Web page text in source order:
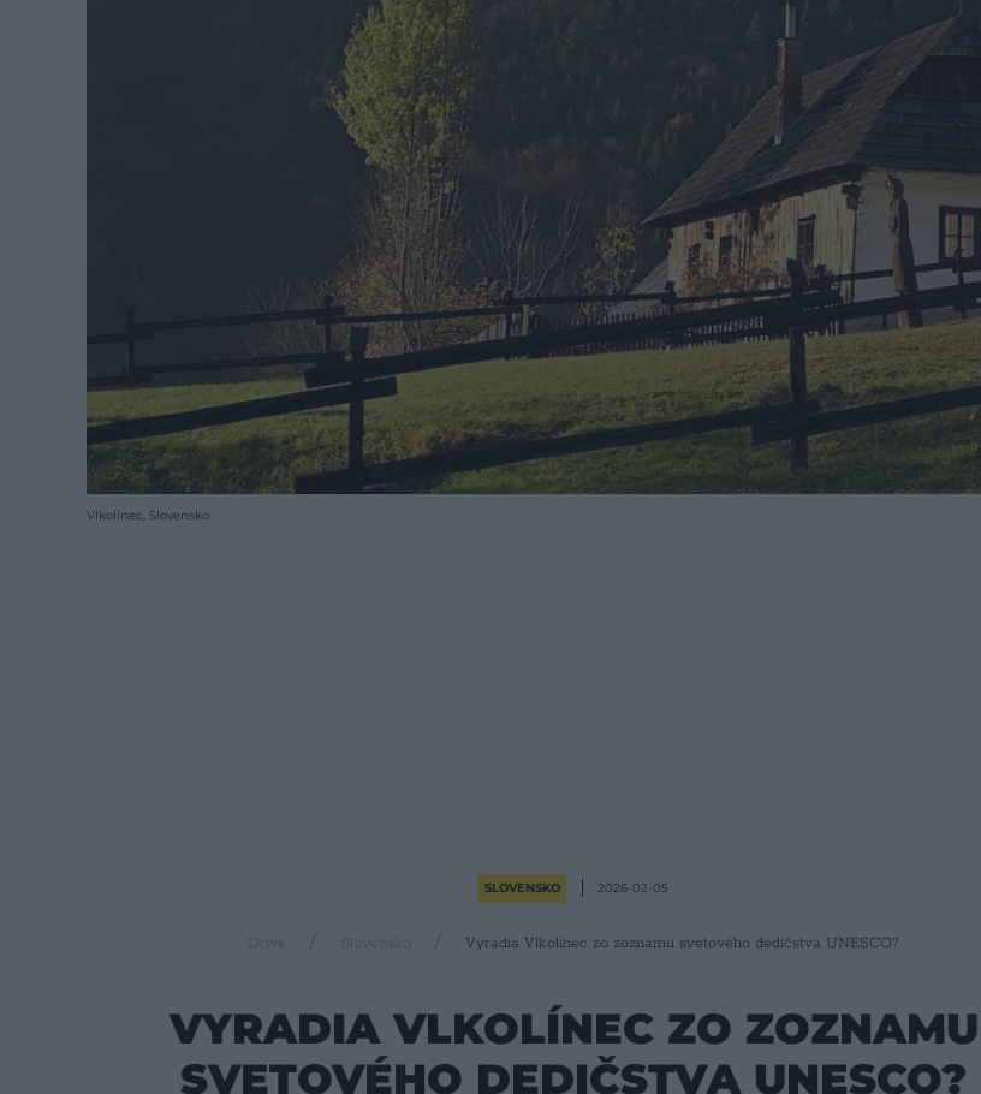
Vlkolínec, Slovensko
SLOVENSKO 2026-02-05
Drive Slovensko Vyradia Vlkolínec zo zoznamu svetového dedičstva UNESCO?
VYRADIA VLKOLÍNEC ZO ZOZNAMU
SVETOVÉHO DEDIČSTVA UNESCO?